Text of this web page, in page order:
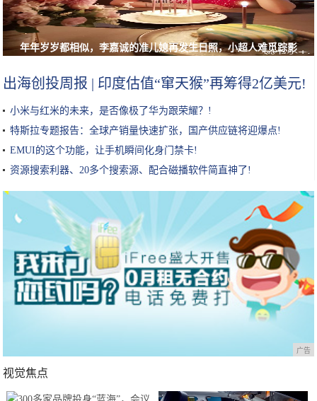
年年岁岁都相似，李嘉诚的准儿媳再发生日照，小超人难觅踪影
出海创投周报 | 印度估值“窜天猴”再筹得2亿美元!
小米与红米的未来，是否像极了华为跟荣耀？!
特斯拉专题报告：全球产销量快速扩张，国产供应链将迎爆点!
EMUI的这个功能，让手机瞬间化身门禁卡!
资源搜索利器、20多个搜索源、配合磁播软件简直神了!
广告
视觉焦点